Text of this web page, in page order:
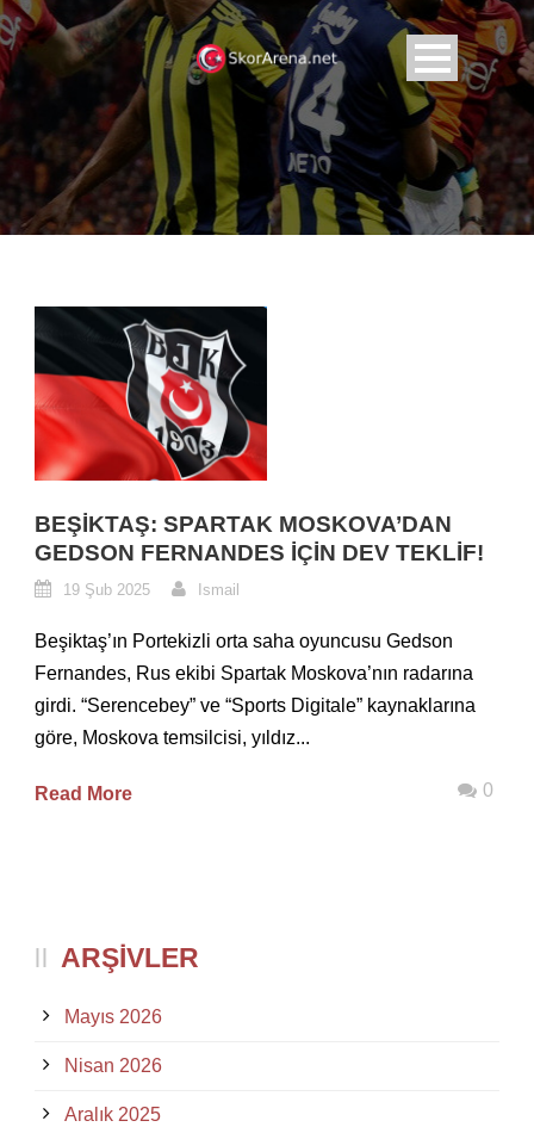
BEŞIKTAŞ: SPARTAK MOSKOVA’DAN
GEDSON FERNANDES İÇIN DEV TEKLIF!
19 Şub 2025 Ismail
Beşiktaş’ın Portekizli orta saha oyuncusu Gedson
Fernandes, Rus ekibi Spartak Moskova’nın radarına
girdi. “Serencebey” ve “Sports Digitale” kaynaklarına
göre, Moskova temsilcisi, yıldız...
Read More 0
ARŞIVLER
Mayıs 2026
Nisan 2026
Aralık 2025